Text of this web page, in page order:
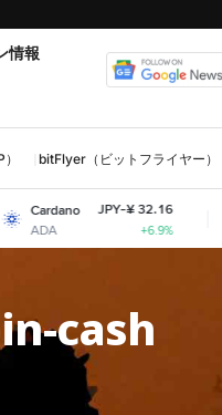
情報
bitFlyer（ビットフライヤー）
Cardano
ADA
JPY-¥ 32.16
cash